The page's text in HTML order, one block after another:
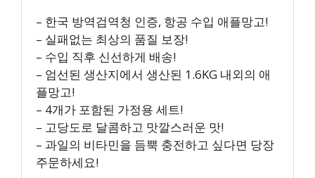
– 한국 방역검역청 인증, 항공 수입 애플망고!
– 실패없는 최상의 품질 보장!
– 수입 직후 신선하게 배송!
– 엄선된 생산지에서 생산된 1.6KG 내외의 애
플망고!
– 4개가 포함된 가정용 세트!
– 고당도로 달콤하고 맛깔스러운 맛!
– 과일의 비타민을 듬뿍 충전하고 싶다면 당장
주문하세요!